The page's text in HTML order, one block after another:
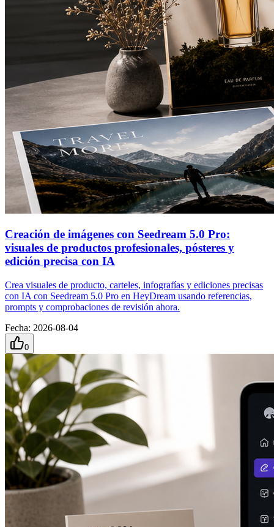
Creación de imágenes con Seedream 5.0 Pro:
visuales de productos profesionales, pósteres y
edición precisa con IA
Crea visuales de producto, carteles, infografías y ediciones precisas
con IA con Seedream 5.0 Pro en HeyDream usando referencias,
prompts y comprobaciones de revisión ahora.
Fecha: 2026-08-04
0